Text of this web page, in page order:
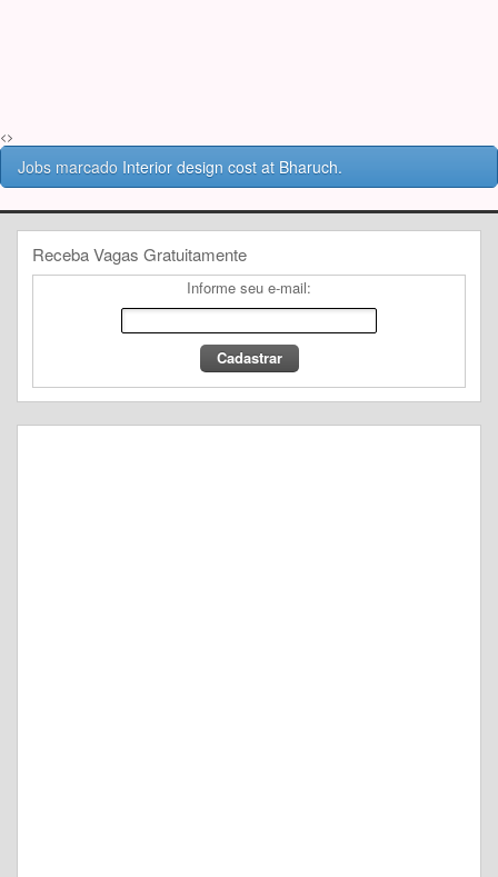
<>
Jobs marcado Interior design cost at Bharuch.
Receba Vagas Gratuitamente
Informe seu e-mail: